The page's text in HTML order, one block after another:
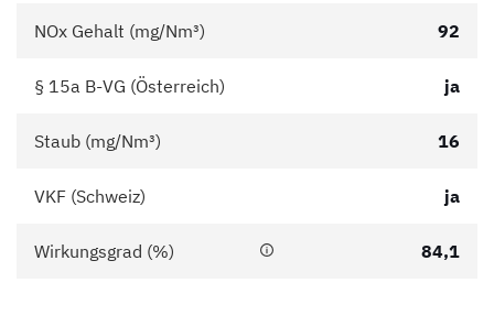
NOx Gehalt (mg/Nm³) 92
§ 15a B-VG (Österreich) ja
Staub (mg/Nm³) 16
VKF (Schweiz) ja
Wirkungsgrad (%) 84,1